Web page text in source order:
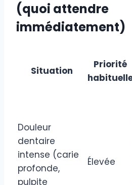
(quoi attendre
immédiatement)
Situation
Priorité
Douleur
dentaire
intense (carie
profonde,
pulpite
Élevée